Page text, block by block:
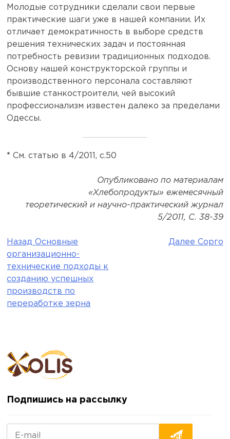
Молодые сотрудники сделали свои первые
практические шаги уже в нашей компании. Их
отличает демократичность в выборе средств
решения технических задач и постоянная
потребность ревизии традиционных подходов.
Основу нашей конструкторской группы и
производственного персонала составляют
бывшие станкостроители, чей высокий
профессионализм известен далеко за пределами
Одессы.
* См. статью в 4/2011, с.50
Опубликовано по материалам
«Хлебопродукты» ежемесячный
теоретический и научно-практический журнал
5/2011, С. 38-39
Навигация
по
записям
Назад Основные
организационно-
технические подходы к
созданию успешных
производств по
переработке зерна
Далее Сорго
Подпишись на рассылку